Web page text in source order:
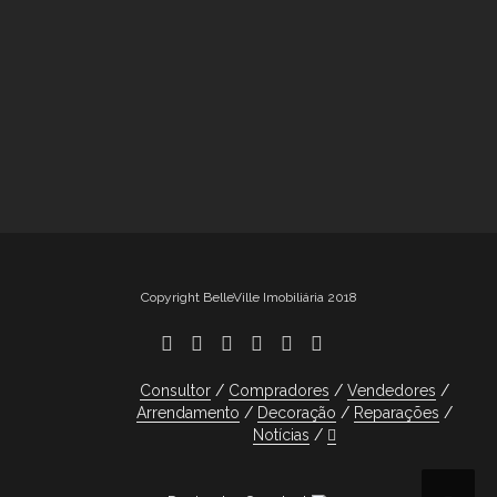
Copyright BelleVille Imobiliária 2018
Consultor Compradores
Vendedores
Arrendamento
Decoração
Reparações
Notícias